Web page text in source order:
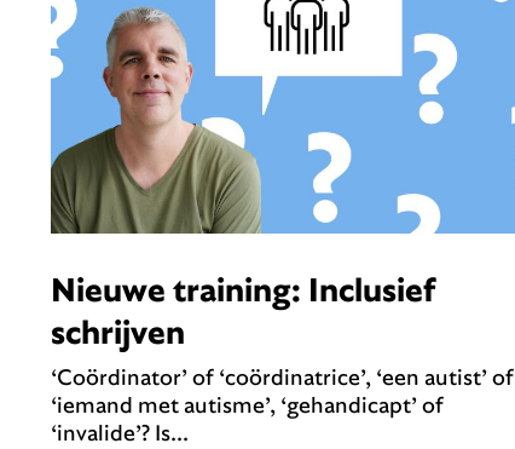
Nieuwe training: Inclusief
schrijven
‘Coördinator’ of ‘coördinatrice’, ‘een autist’ of
‘iemand met autisme’, ‘gehandicapt’ of
‘invalide’? Is...